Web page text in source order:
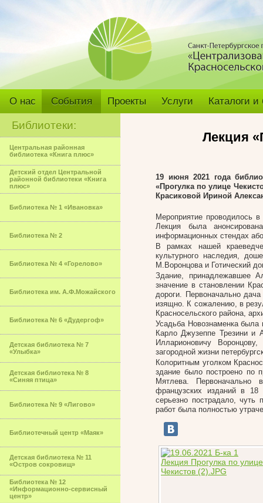
О нас События Проекты Услуги Каталоги
Библиотеки:
Центральная районная
библиотека «Книга плюс»
Детский отдел Центральной
районной библиотеки «Книга
плюс»
Библиотека № 1 «Ивановка»
Библиотека № 2
Библиотека № 4 «Горелово»
Библиотека им. А.Ф.Можайского
Библиотека № 6 «Дудергоф»
Детская библиотека № 7
«Улыбка»
Детская библиотека № 8
«Синяя птица»
Библиотека № 9 «Лигово»
Библиотечный центр «Маяк»
Детская библиотека № 11
«Остров сокровищ»
Библиотека № 12
«Информационно-сервисный
центр»
Лекция
19 июня 2021 года
«Прогулка по улице
Красиковой Ириной
Мероприятие проводилось
Лекция была
информационных стендах
В рамках нашей
культурного наследия,
М.Воронцова и Готический
Здание, принадлежавшее
значение в становлении
дороги. Первоначально
изящно. К сожалению, в
Красносельского района,
Усадьба Новознаменка была
Карло Джузеппе Трезини и
Илларионовичу
загородной жизни
Колоритным уголком
здание было построено по
Мятлева. Первоначально
французских изданий в
серьезно пострадало, чуть
работ была полностью